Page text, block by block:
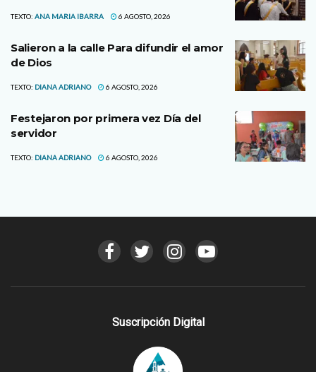
TEXTO: ANA MARIA IBARRA 6 AGOSTO, 2026
Salieron a la calle Para difundir el amor
de Dios
TEXTO: DIANA ADRIANO 6 AGOSTO, 2026
Festejaron por primera vez Día del
servidor
TEXTO: DIANA ADRIANO 6 AGOSTO, 2026
Suscripción Digital